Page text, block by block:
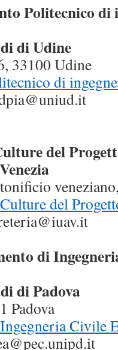
Politecnico di
di Udine
33100 Udine
di
del
del
di
di Padova
Padova
Civile